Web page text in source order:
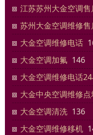
江苏苏州大金空调售
苏州大金空调维修
大金空调维修电话
大金空调加氟 146
大金空调维修电话
大金中央空调维修点
大金空调清洗 136
大金空调维修移机